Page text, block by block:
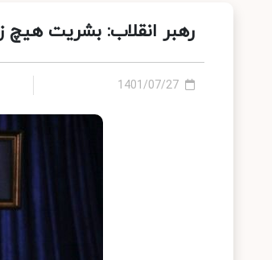
رهبر انقلاب: بشریت هیچ
1401/07/27